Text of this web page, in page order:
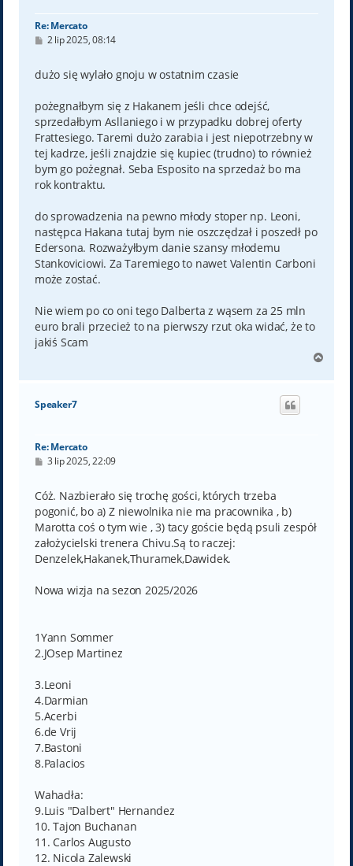
Re: Mercato
P
t
2 lip 2025, 08:14
dużo się wylało gnoju w ostatnim czasie
pożegnałbym się z Hakanem jeśli chce odejść,
sprzedałbym Asllaniego i w przypadku dobrej oferty
Frattesiego. Taremi dużo zarabia i jest niepotrzebny w
tej kadrze, jeśli znajdzie się kupiec (trudno) to również
bym go pożegnał. Seba Esposito na sprzedaż bo ma
rok kontraktu.
do sprowadzenia na pewno młody stoper np. Leoni,
następca Hakana tutaj bym nie oszczędzał i poszedł po
Edersona. Rozważyłbym danie szansy młodemu
Stankoviciowi. Za Taremiego to nawet Valentin Carboni
może zostać.
Nie wiem po co oni tego Dalberta z wąsem za 25 mln
euro brali przecież to na pierwszy rzut oka widać, że to
jakiś Scam
g
Speaker7
Re: Mercato
P
t
3 lip 2025, 22:09
Cóż. Nazbierało się trochę gości, których trzeba
pogonić, bo a) Z niewolnika nie ma pracownika , b)
Marotta coś o tym wie , 3) tacy goście będą psuli zespół
założycielski trenera Chivu.Są to raczej:
Denzelek,Hakanek,Thuramek,Dawidek.
Nowa wizja na sezon 2025/2026
1Yann Sommer
2.JOsep Martinez
3.Leoni
4.Darmian
5.Acerbi
6.de Vrij
7.Bastoni
8.Palacios
Wahadła:
9.Luis "Dalbert" Hernandez
10. Tajon Buchanan
11. Carlos Augusto
12. Nicola Zalewski